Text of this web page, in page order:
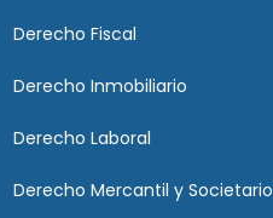
Derecho Fiscal
Derecho Inmobiliario
Derecho Laboral
Derecho Mercantil y Societario